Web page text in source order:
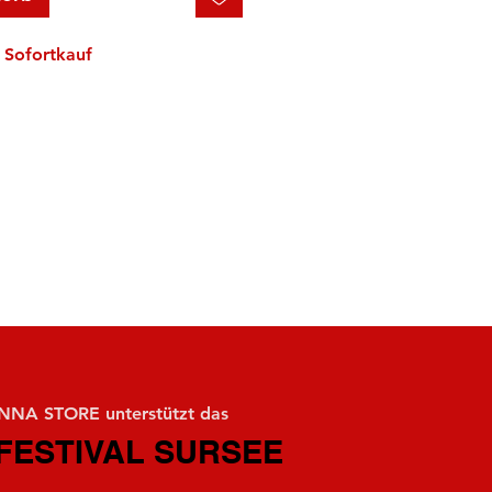
Sofortkauf
STORE unterstützt das
SURSEE
SURSEE